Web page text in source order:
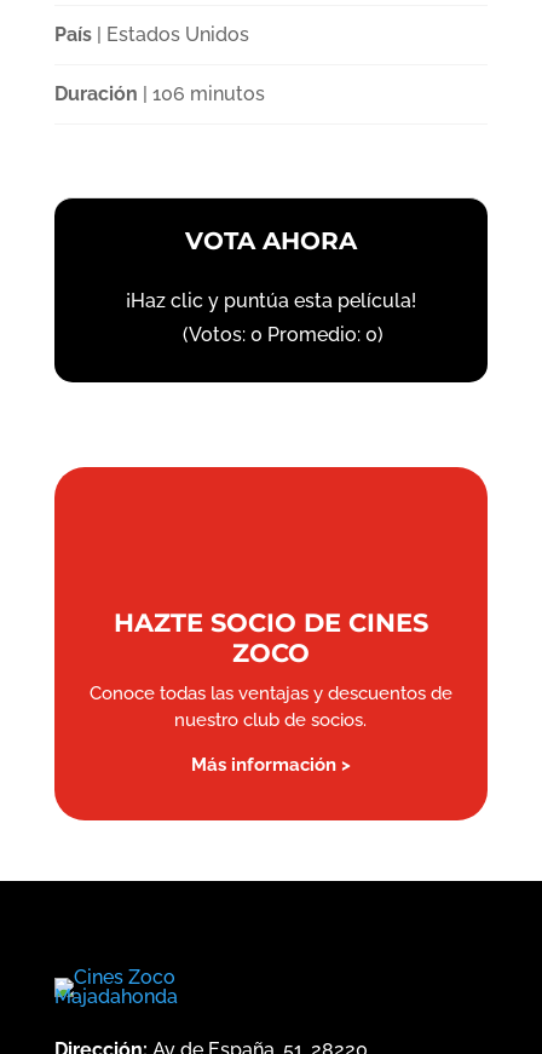
País| Estados Unidos
Duración | 106 minutos
VOTA AHORA
¡Haz clic y puntúa esta película!
(Votos: 0 Promedio: 0)
HAZTE SOCIO DE CINES
ZOCO
Conoce todas las ventajas y descuentos de
nuestro club de socios.
Más información >